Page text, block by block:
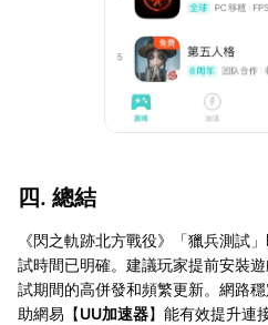
四. 總結
《閃之軌跡北方戰役》「獵兵測試
試時間已明確。建議玩家提前安裝
試期間的高併發和頻繁更新。網路
助網易【UU加速器】能有效提升連